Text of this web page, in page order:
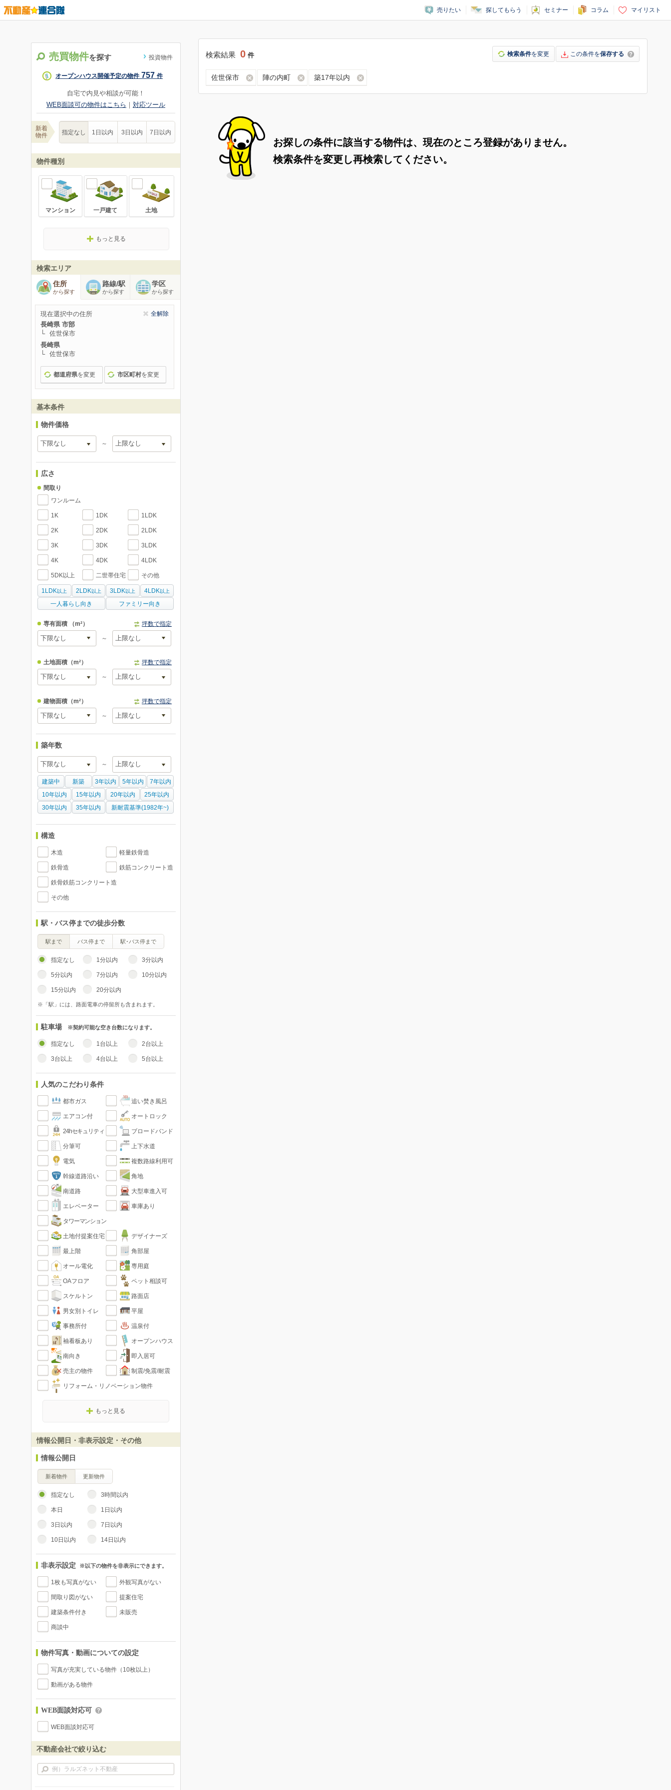
売りたい 探してもらう セミナー コラム マイリスト
売買物件を探す 投資物件
オープンハウス開催予定の物件 757 件
自宅で内見や相談が可能！
WEB面談可の物件はこちら ｜ 対応ツール
新着
物件
指定なし 1日以内 3日以内 7日以内
物件種別
マンション 一戸建て 土地
もっと見る
検索エリア
住所
から探す
路線/駅
から探す
学区
から探す
現在選択中の住所 全解除
長崎県 市部
佐世保市
長崎県
佐世保市
都道府県を変更 市区町村を変更
基本条件
物件価格
～
広さ
間取り
ワンルーム
1K 1DK 1LDK
2K 2DK 2LDK
3K 3DK 3LDK
4K 4DK 4LDK
5DK以上 二世帯住宅 その他
1LDK 以上 2LDK 以上 3LDK 以上 4LDK 以上
一人暮らし向き ファミリー向き
専有面積 （m²） 坪数で指定
～
土地面積（m²） 坪数で指定
～
建物面積（m²） 坪数で指定
～
築年数
～
建築中 新築 3年以内 5年以内
7年以内
10年以内
15年以内 20年以内
25年以内
30年以内
35年以内 新耐震基準(1982年~)
構造
木造 軽量鉄骨造
鉄骨造 鉄筋コンクリート造
鉄骨鉄筋コンクリート造
その他
駅・バス停までの徒歩分数
駅まで バス停まで 駅･バス停まで
指定なし 1分以内 3分以内
5分以内 7分以内 10分以内
15分以内 20分以内
※「駅」には、路面電車の停留所も含まれます。
駐車場 ※契約可能な空き台数になります。
指定なし 1台以上 2台以上
3台以上 4台以上 5台以上
人気のこだわり条件
都市ガス 追い焚き風呂
エアコン付 オートロック
24hセキュリティ ブロードバンド
分筆可 上下水道
電気 複数路線利用可
幹線道路沿い 角地
南道路 大型車進入可
エレベーター 車庫あり
タワーマンション
土地付提案住宅 デザイナーズ
最上階 角部屋
オール電化 専用庭
OAフロア ペット相談可
スケルトン 路面店
男女別トイレ 平屋
事務所付 温泉付
袖看板あり オープンハウス
南向き 即入居可
売主の物件 制震/免震/耐震
リフォーム・リノベーション物件
もっと見る
情報公開日・非表示設定・その他
情報公開日
新着物件 更新物件
指定なし 3時間以内
本日 1日以内
3日以内 7日以内
10日以内 14日以内
非表示設定 ※以下の物件を非表示にできます。
1枚も写真がない 外観写真がない
間取り図がない 提案住宅
建築条件付き 未販売
商談中
物件写真・動画についての設定
写真が充実している物件（10枚以上）
動画がある物件
WEB面談対応可
WEB面談対応可
不動産会社で絞り込む
検索結果 0 件 検索条件を変更 この条件を保存する
佐世保市 陣の内町 築17年以内
お探しの条件に該当する物件は、現在のところ登録がありません。
検索条件を変更し再検索してください。